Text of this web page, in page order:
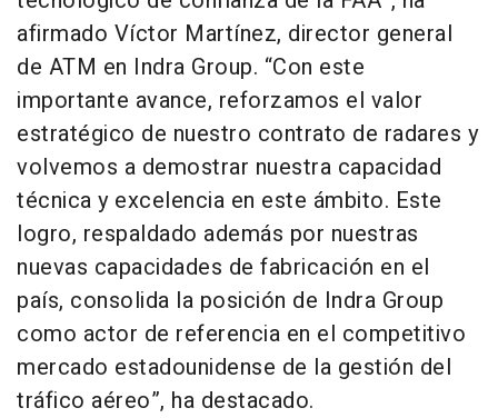
afirmado Víctor Martínez, director general
de ATM en Indra Group. “Con este
importante avance, reforzamos el valor
estratégico de nuestro contrato de radares y
volvemos a demostrar nuestra capacidad
técnica y excelencia en este ámbito. Este
logro, respaldado además por nuestras
nuevas capacidades de fabricación en el
país, consolida la posición de Indra Group
como actor de referencia en el competitivo
mercado estadounidense de la gestión del
tráfico aéreo”, ha destacado.